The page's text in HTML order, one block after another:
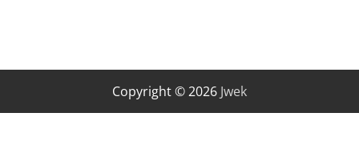
Copyright © 2026 Jwek